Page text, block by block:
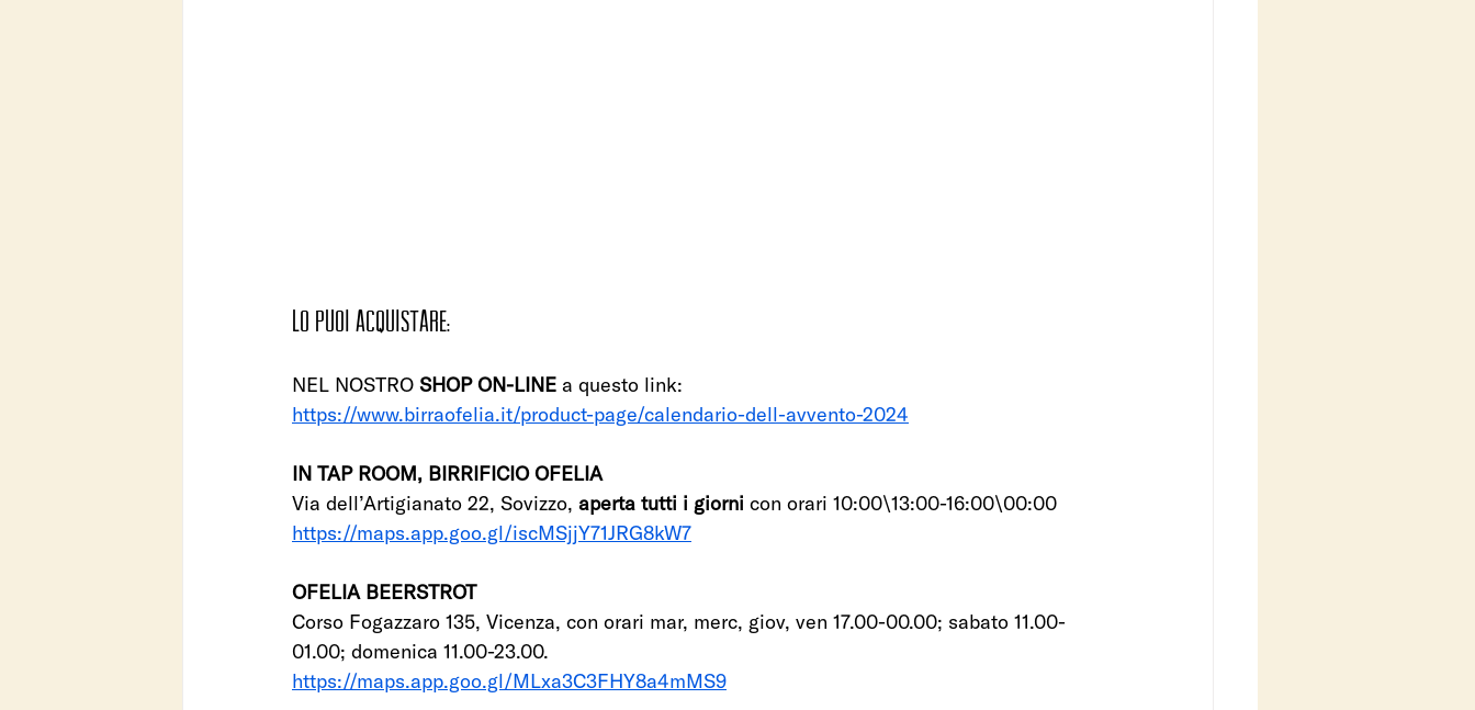
LO PUOI ACQUISTARE:
NEL NOSTRO SHOP ON-LINE a questo link:
https://www.birraofelia.it/product-page/calendario-dell-avvento-2024
IN TAP ROOM, BIRRIFICIO OFELIA
Via dell’Artigianato 22, Sovizzo, aperta tutti i giorni con orari 10:00\13:00-16:00\00:00
https://maps.app.goo.gl/iscMSjjY71JRG8kW7
OFELIA BEERSTROT
Corso Fogazzaro 135, Vicenza, con orari mar, merc, giov, ven 17.00-00.00; sabato 11.00-
01.00; domenica 11.00-23.00.
https://maps.app.goo.gl/MLxa3C3FHY8a4mMS9